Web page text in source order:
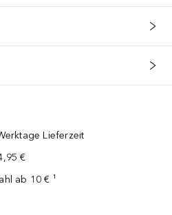
Lieferzeit
€
ab 10 € ¹